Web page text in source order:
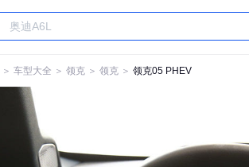
＞ 车型大全 ＞ 领克 ＞ 领克 ＞ 领克05 PHEV